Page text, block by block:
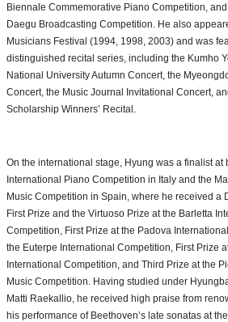
Biennale Commemorative Piano Competition,
Daegu Broadcasting Competition. He also
Musicians Festival (1994, 1998, 2003) and was
distinguished recital series, including the Kumho
National University Autumn Concert, the
Concert, the Music Journal Invitational Concert,
Scholarship Winners’ Recital.
On the international stage, Hyung was a finalist at
International Piano Competition in Italy and the
Music Competition in Spain, where he received a
First Prize and the Virtuoso Prize at the Barletta
Competition, First Prize at the Padova
the Euterpe International Competition, First Prize
International Competition, and Third Prize at the
Music Competition. Having studied under
Matti Raekallio, he received high praise from
his performance of Beethoven’s late sonatas at